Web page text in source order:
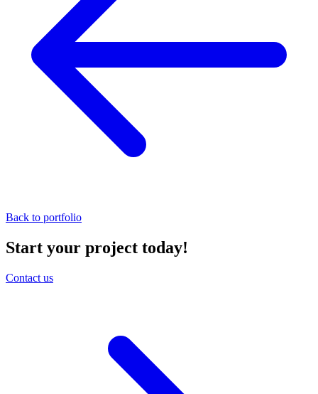
Back to portfolio
Start your project today!
Contact us